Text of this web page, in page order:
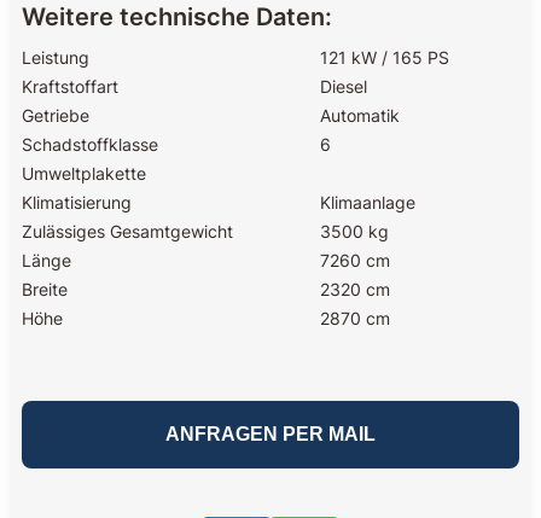
Weitere technische Daten:
Leistung
121 kW / 165 PS
Kraftstoffart
Diesel
Getriebe
Automatik
Schadstoffklasse
6
Umweltplakette
Klimatisierung
Klimaanlage
Zulässiges Gesamtgewicht
3500 kg
Länge
7260 cm
Breite
2320 cm
Höhe
2870 cm
ANFRAGEN PER MAIL